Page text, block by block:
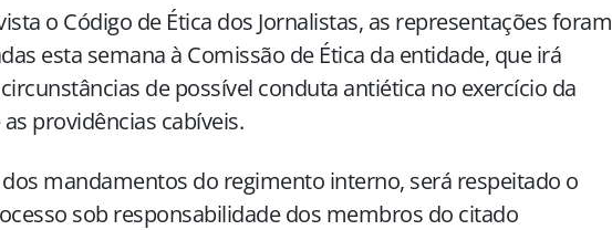
o Código de Ética dos Jornalistas, as representações foram
esta semana à Comissão de Ética da entidade, que irá
de possível conduta antiética no exercício da
providências cabíveis.
mandamentos do regimento interno, será respeitado o
sob responsabilidade dos membros do citado